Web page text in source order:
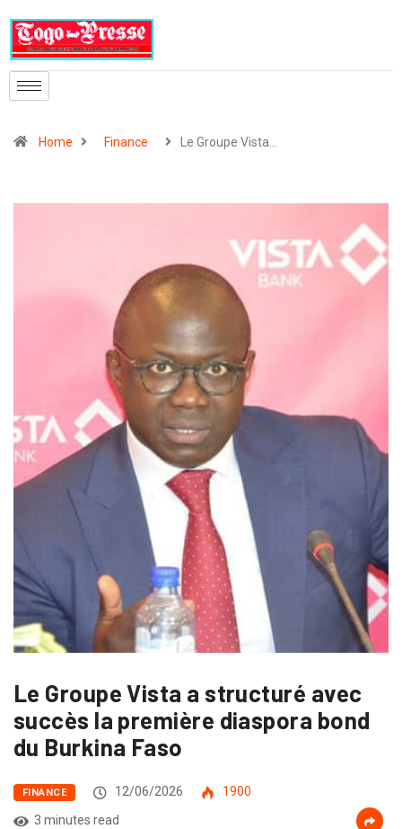
Home Finance Le Groupe Vista…
Le Groupe Vista a structuré avec
succès la première diaspora bond
du Burkina Faso
FINANCE 12/06/2026
1900
3 minutes read